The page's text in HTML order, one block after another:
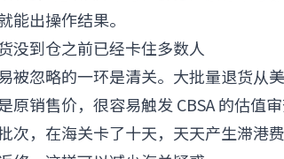
能出操作结果。
没到仓之前已经卡住多数人
被忽略的一环是清关。大批量退货从
原销售价，很容易触发 CBSA 的估值
次，在海关卡了十天，天天产生滞港